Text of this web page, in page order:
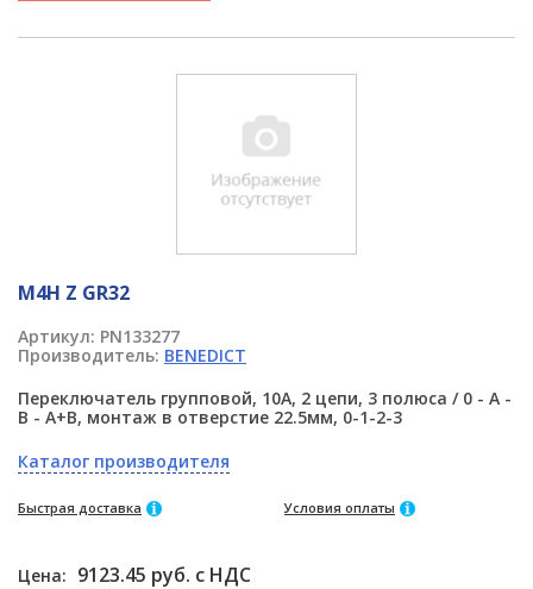
M4H Z GR32
Артикул: PN133277
Производитель: BENEDICT
Переключатель групповой, 10А, 2 цепи, 3 полюса / 0 - A -
B - A+B, монтаж в отверстие 22.5мм, 0-1-2-3
Каталог производителя
Быстрая доставка Условия оплаты
Цена: 9123.45 руб. с НДС